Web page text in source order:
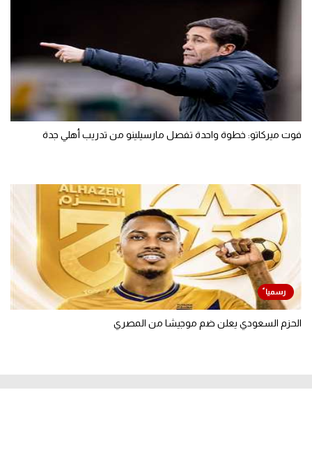
فوت ميركاتو: خطوة واحدة تفصل مارسيلينو من تدريب أهلي جدة
الحزم السعودي يعلن ضم موجيشا من المصري